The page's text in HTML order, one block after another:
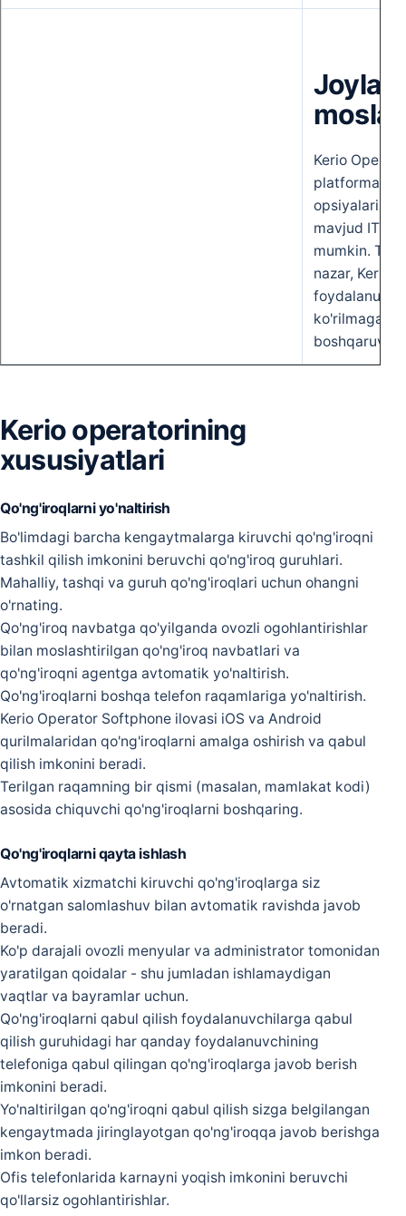
Kerio
platformada
opsiyalari
mavjud IT
mumkin.
nazar, Kerio
ko'rilmagan
boshqaruv
Kerio operatorining
xususiyatlari
Qo'ng'iroqlarni yo'naltirish
Bo'limdagi barcha kengaytmalarga kiruvchi qo'ng'iroqni
tashkil qilish imkonini beruvchi qo'ng'iroq guruhlari.
Mahalliy, tashqi va guruh qo'ng'iroqlari uchun ohangni
o'rnating.
Qo'ng'iroq navbatga qo'yilganda ovozli ogohlantirishlar
bilan moslashtirilgan qo'ng'iroq navbatlari va
qo'ng'iroqni agentga avtomatik yo'naltirish.
Qo'ng'iroqlarni boshqa telefon raqamlariga yo'naltirish.
Kerio Operator Softphone ilovasi iOS va Android
qurilmalaridan qo'ng'iroqlarni amalga oshirish va qabul
qilish imkonini beradi.
Terilgan raqamning bir qismi (masalan, mamlakat kodi)
asosida chiquvchi qo'ng'iroqlarni boshqaring.
Qo'ng'iroqlarni qayta ishlash
Avtomatik xizmatchi kiruvchi qo'ng'iroqlarga siz
o'rnatgan salomlashuv bilan avtomatik ravishda javob
beradi.
Ko'p darajali ovozli menyular va administrator tomonidan
yaratilgan qoidalar - shu jumladan ishlamaydigan
vaqtlar va bayramlar uchun.
Qo'ng'iroqlarni qabul qilish foydalanuvchilarga qabul
qilish guruhidagi har qanday foydalanuvchining
telefoniga qabul qilingan qo'ng'iroqlarga javob berish
imkonini beradi.
Yo'naltirilgan qo'ng'iroqni qabul qilish sizga belgilangan
kengaytmada jiringlayotgan qo'ng'iroqqa javob berishga
imkon beradi.
Ofis telefonlarida karnayni yoqish imkonini beruvchi
qo'llarsiz ogohlantirishlar.